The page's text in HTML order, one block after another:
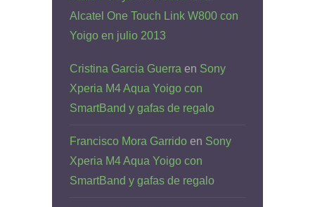
Alcatel One Touch Link W800 con
Yoigo en julio 2013
Cristina Garcia Guerra en Sony
Xperia M4 Aqua Yoigo con
SmartBand y gafas de regalo
Francisco Mora Garrido en Sony
Xperia M4 Aqua Yoigo con
SmartBand y gafas de regalo